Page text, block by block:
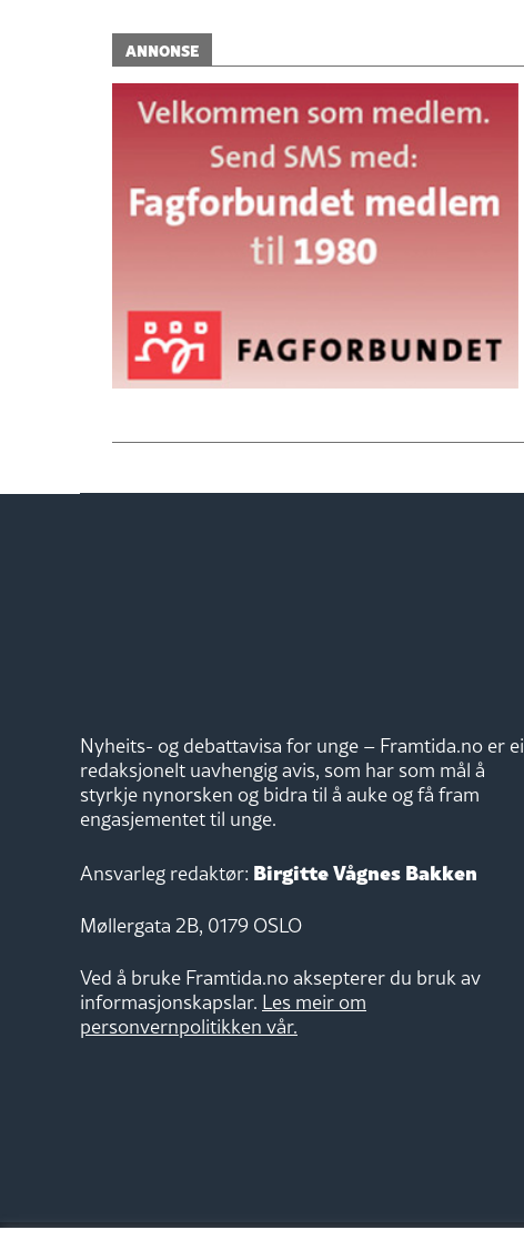
ANNONSE
Nyheits- og debattavisa for unge – Framtida.no er ei
redaksjonelt uavhengig avis, som har som mål å
styrkje nynorsken og bidra til å auke og få fram
engasjementet til unge.
Ansvarleg redaktør: Birgitte Vågnes Bakken
Møllergata 2B, 0179 OSLO
Ved å bruke Framtida.no aksepterer du bruk av
informasjonskapslar. Les meir om
personvernpolitikken vår.